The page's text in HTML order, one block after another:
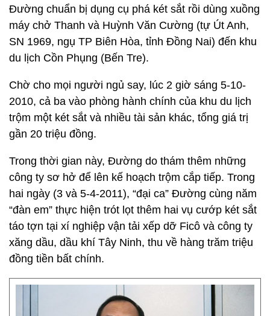
Đường chuẩn bị dụng cụ phá két sắt rồi dùng xuồng
máy chở Thanh và Huỳnh Văn Cường (tự Út Anh,
SN 1969, ngụ TP Biên Hòa, tỉnh Đồng Nai) đến khu
du lịch Cồn Phụng (Bến Tre).
Chờ cho mọi người ngủ say, lúc 2 giờ sáng 5-10-
2010, cả ba vào phòng hành chính của khu du lịch
trộm một két sắt và nhiều tài sản khác, tổng giá trị
gần 20 triệu đồng.
Trong thời gian này, Đường do thám thêm những
công ty sơ hở để lên kế hoạch trộm cắp tiếp. Trong
hai ngày (3 và 5-4-2011), “đại ca” Đường cùng năm
“đàn em” thực hiện trót lọt thêm hai vụ cướp két sắt
táo tợn tại xí nghiệp vận tải xếp dỡ Ficô và công ty
xăng dầu, dầu khí Tây Ninh, thu về hàng trăm triệu
đồng tiền bất chính.